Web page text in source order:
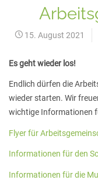
15. August 2021
Es geht wieder los!
Endlich dürfen die
wieder starten. Wir
wichtige Informationen
Flyer für
Informationen für den
Informationen für die